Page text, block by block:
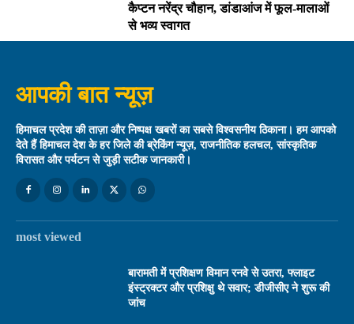
कैप्टन नरेंद्र चौहान, डांडाआंज में फूल-मालाओं
से भव्य स्वागत
आपकी बात न्यूज़
हिमाचल प्रदेश की ताज़ा और निष्पक्ष खबरों का सबसे विश्वसनीय ठिकाना। हम आपको
देते हैं हिमाचल देश के हर जिले की ब्रेकिंग न्यूज़, राजनीतिक हलचल, सांस्कृतिक
विरासत और पर्यटन से जुड़ी सटीक जानकारी।
most viewed
बारामती में प्रशिक्षण विमान रनवे से उतरा, फ्लाइट
इंस्ट्रक्टर और प्रशिक्षु थे सवार; डीजीसीए ने शुरू की
जांच